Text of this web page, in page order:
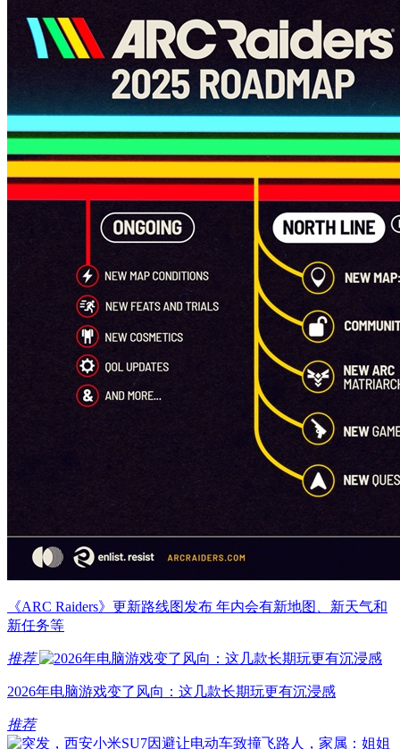
《ARC Raiders》更新路线图发布 年内会有新地图、新天气和
新任务等
推荐
2026年电脑游戏变了风向：这几款长期玩更有沉浸感
推荐